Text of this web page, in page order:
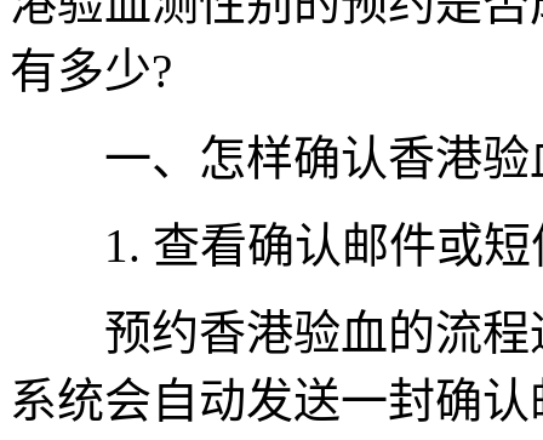
有多少?
一、怎样确认香港验
1. 查看确认邮件或短
预约香港验血的流程
系统会自动发送一封确